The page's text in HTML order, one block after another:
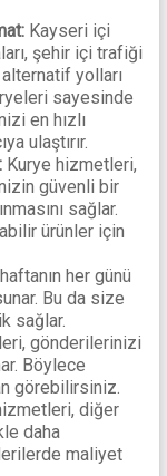
Kayseri içi
şehir içi trafiği
yolları
sayesinde
en hızlı
ulaştırır.
Kurye hizmetleri,
güvenli bir
sağlar.
ürünler için
her günü
Bu da size
sağlar.
gönderilerinizi
Böylece
görebilirsiniz.
diğer
daha
maliyet